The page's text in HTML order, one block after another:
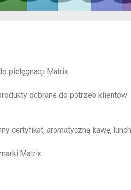
pielęgnacji Matrix
dobrane do potrzeb klientów
certyfikat, aromatyczną kawę,
Matrix.